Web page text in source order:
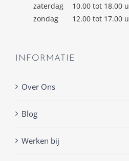
zaterdag
10.00 tot 18.00 u
zondag
12.00 tot 17.00 u
INFORMATIE
Over Ons
Blog
Werken bij